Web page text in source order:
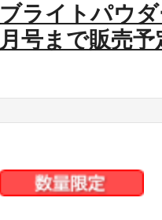
ブライトパウ
月号まで販売予